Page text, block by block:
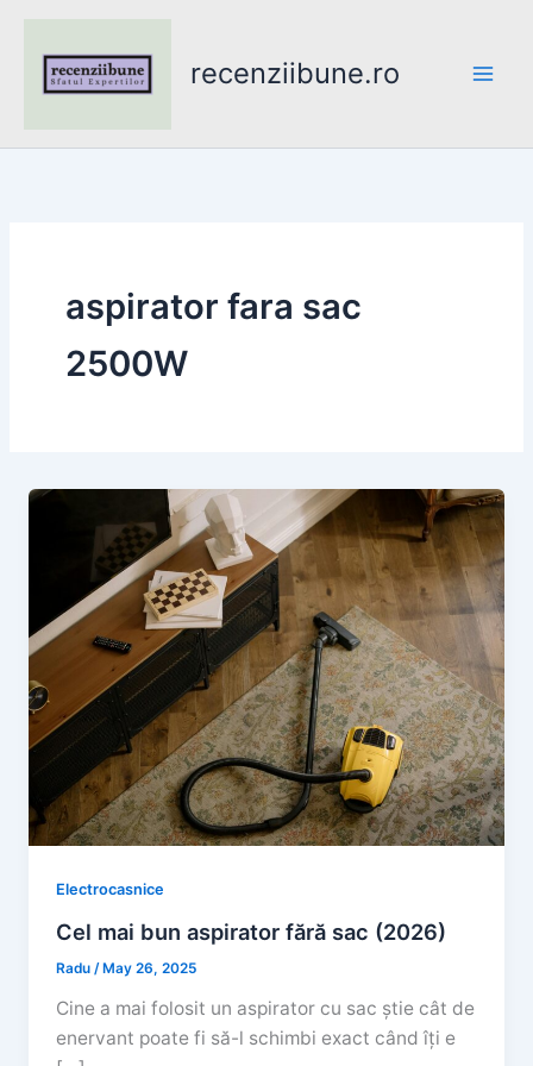
content
recenziibune.ro
aspirator fara sac
2500W
Electrocasnice
Cel mai bun aspirator fără sac (2026)
Radu /May 26, 2025
Cine a mai folosit un aspirator cu sac știe cât de
enervant poate fi să-l schimbi exact când îți e